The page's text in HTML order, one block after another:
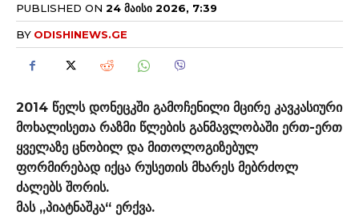
PUBLISHED ON 24 ᲛᲐᲘᲡᲘ 2026, 7:39
BY ODISHINEWS.GE
2014 წელს დონეცკში გამოჩენილი მცირე კავკასიური
მოხალისეთა რაზმი წლების განმავლობაში ერთ-ერთ
ყველაზე ცნობილ და მითოლოგიზებულ
ფორმირებად იქცა რუსეთის მხარეს მებრძოლ
ძალებს შორის.
მას „პიატნაშკა“ ერქვა.